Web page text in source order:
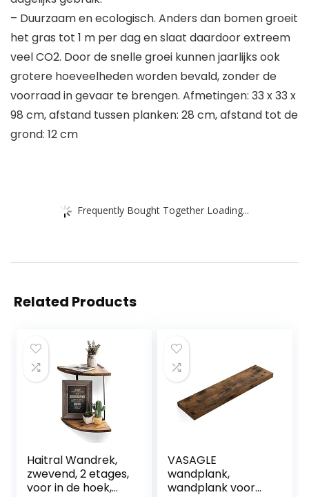
– Duurzaam en ecologisch. Anders dan bomen groeit
het gras tot 1 m per dag en slaat daardoor extreem
veel CO2. Door de snelle groei kunnen jaarlijks ook
grotere hoeveelheden worden bevald, zonder de
voorraad in gevaar te brengen. Afmetingen: 33 x 33 x
98 cm, afstand tussen planken: 28 cm, afstand tot de
grond: 12 cm
Frequently Bought Together Loading...
Related Products
Haitral Wandrek,
zwevend, 2 etages,
voor in de hoek,
VASAGLE
wandplank,
wandplank voor